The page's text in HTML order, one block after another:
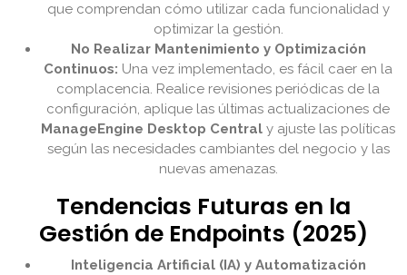
que comprendan cómo utilizar cada funcionalidad y
optimizar la gestión.
No Realizar Mantenimiento y Optimización
Continuos: Una vez implementado, es fácil caer en la
complacencia. Realice revisiones periódicas de la
configuración, aplique las últimas actualizaciones de
ManageEngine Desktop Central y ajuste las políticas
según las necesidades cambiantes del negocio y las
nuevas amenazas.
Tendencias Futuras en la
Gestión de Endpoints (2025)
Inteligencia Artificial (IA) y Automatización